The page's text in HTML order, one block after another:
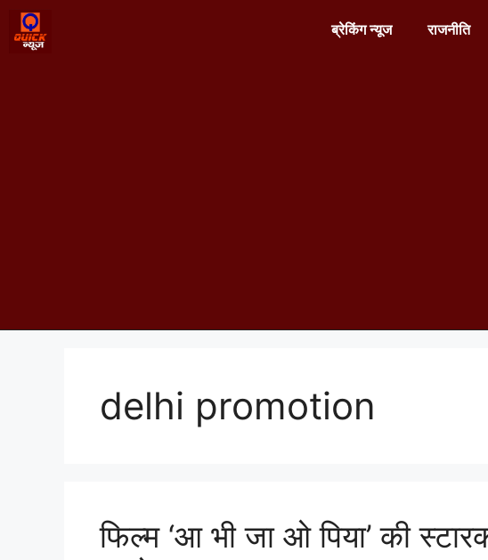
ब्रेकिंग न्यूज राजनीति
delhi promotion
फिल्म ‘आ भी जा ओ पिया’ की